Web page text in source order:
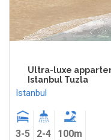
Ultra-luxe
Istanbul Tuzla
Istanbul
3-5 2-4 100m